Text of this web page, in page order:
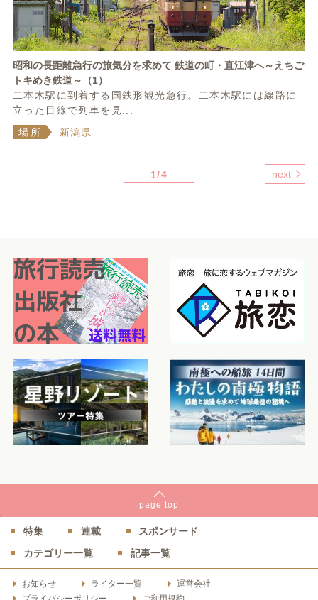
昭和の長距離急行の旅気分を求めて 鉄道の町・直江津へ～えちご
トキめき鉄道～（1）
二本木駅に到着する国鉄形観光急行。二本木駅には線路に
立った目線で列車を見...
場所
新潟県
1/4 next
page top
特集 連載
スポンサード
カテゴリー一覧
記事一覧
お知らせ ライター一覧
運営会社